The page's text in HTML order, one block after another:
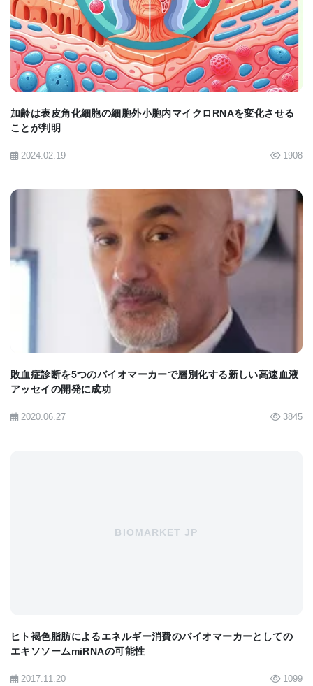
因子が、全臓器系にわたって蓄積された狼瘡損傷を
表す全体的なスコアと関連していることを研究者ら
は見出した。 これは表皮成長因子が全体的な狼瘡の
結果において役割を果たすかもしれないことを示唆
している。
「狼瘡の重症度と進行をモニターする手段としてこ
をつなぎ合わせる際の刺激的なステップです。」
「最終的には、疾患がより合併症を引き起こす前
に、早急に患児を特定し治療する能力を強化するこ
とを目指しています。」とDr. Somersは語る。
2016年9月、Somers博士は、狼瘡とその進行のリス
ク要因に関するこの研究をさらに進めるため、
ルの助成金を授与された。
BIOMARKET JP
加齢は表皮角化細胞の細胞外小胞内マイクロRNAを変化させる
ことが判明
2024.02.19 1908
BIOMARKET JP
敗血症診断を5つのバイオマーカーで層別化する新しい高速血液
アッセイの開発に成功
2020.06.27 3845
BIOMARKET JP
ヒト褐色脂肪によるエネルギー消費のバイオマーカーとしての
エキソソームmiRNAの可能性
2017.11.20 1099